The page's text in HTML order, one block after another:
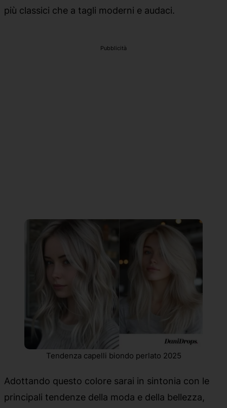
più classici che a tagli moderni e audaci.
Pubblicità
Tendenza capelli biondo perlato 2025
Adottando questo colore sarai in sintonia con le
principali tendenze della moda e della bellezza,